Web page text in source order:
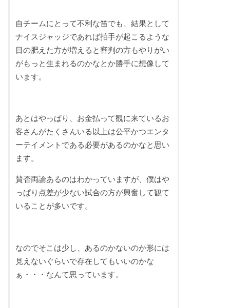
自チームにとって不利な笛でも、結果として
ナイスジャッジであれば拍手が起こるような
目の肥えた方が増えると審判の方もやりがい
がもっと生まれるのかなとか勝手に想像して
います。
あとはやっぱり、お金払って観に来ているお
客さんがたくさんいる以上は公平かつエンタ
ーテイメントである必要があるのかなと思い
ます。
賛否両論あるのはわかっていますが、僕はや
っぱり点差が少ない試合の方が興奮して観て
いることが多いです。
なのでそこは少し、あるのかないのか形には
見えないぐらいで存在してもいいのかな
ぁ・・・なんて思っています。